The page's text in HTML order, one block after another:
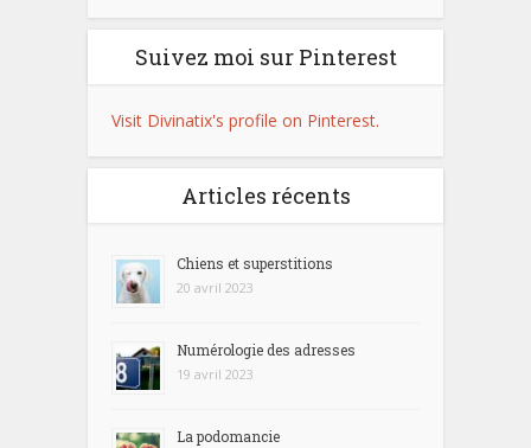
Suivez moi sur Pinterest
Visit Divinatix's profile on Pinterest.
Articles récents
Chiens et superstitions
20 avril 2023
Numérologie des adresses
19 avril 2023
La podomancie